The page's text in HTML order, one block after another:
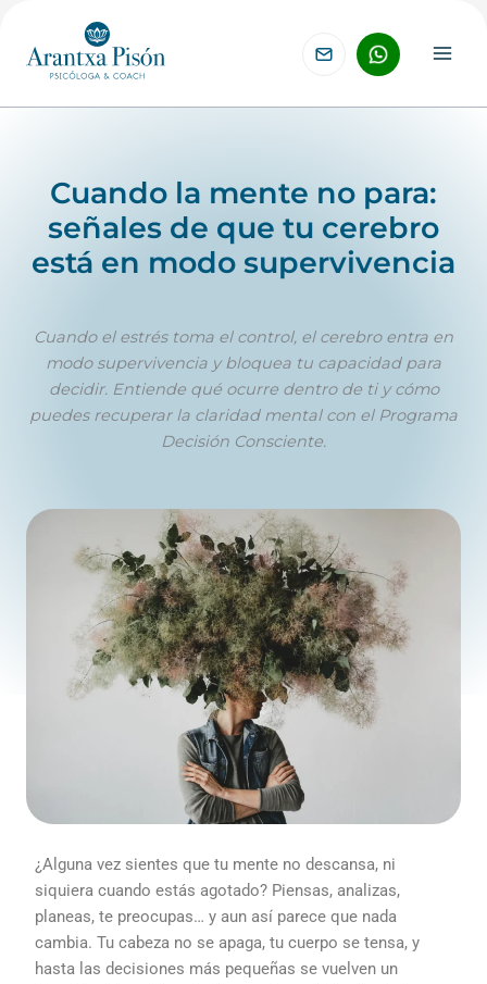
contenido
Cuando la mente no para:
señales de que tu cerebro
está en modo supervivencia
Cuando el estrés toma el control, el cerebro entra en
modo supervivencia y bloquea tu capacidad para
decidir. Entiende qué ocurre dentro de ti y cómo
puedes recuperar la claridad mental con el Programa
Decisión Consciente.
octubre 6, 2025/4 minutes of reading
¿Alguna vez sientes que tu mente no descansa, ni
siquiera cuando estás agotado? Piensas, analizas,
planeas, te preocupas… y aun así parece que nada
cambia. Tu cabeza no se apaga, tu cuerpo se tensa, y
hasta las decisiones más pequeñas se vuelven un